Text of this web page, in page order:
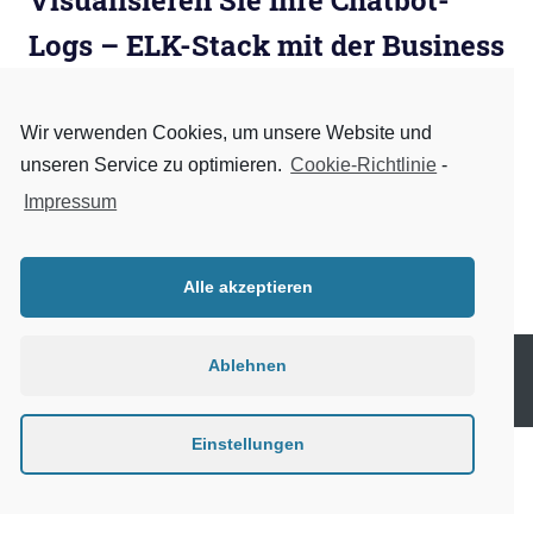
Wir verwenden Cookies, um unsere Website und
unseren Service zu optimieren. Cookie-Richtlinie -
Impressum
Alle akzeptieren
Ablehnen
Einstellungen
Logs – ELK-Stack mit der Business
Oktober 2, 2018 admin
Administration,Monitoring,Visualisierung
Was ist ELK? Der Elastic Stack (auch bekannt als ELK)
ist eine robuste Lösung für Suche, Protokollierung und